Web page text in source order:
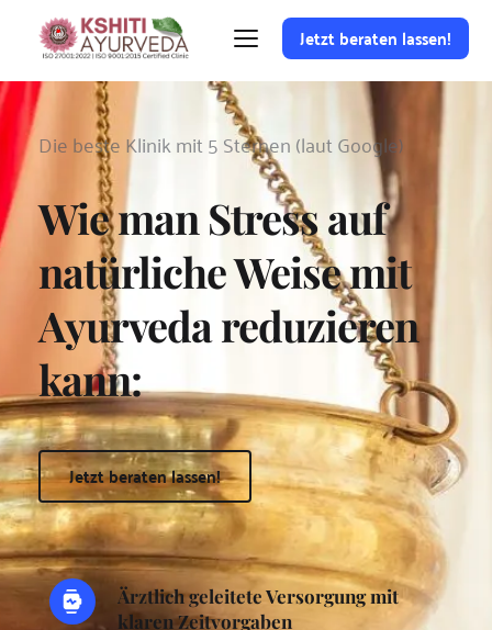
Jetzt beraten lassen!
Die beste Klinik mit 5 Sternen (laut Google)
Wie man Stress auf
natürliche Weise mit
Ayurveda reduzieren
kann:
Jetzt beraten lassen!
Ärztlich geleitete Versorgung mit
klaren Zeitvorgaben